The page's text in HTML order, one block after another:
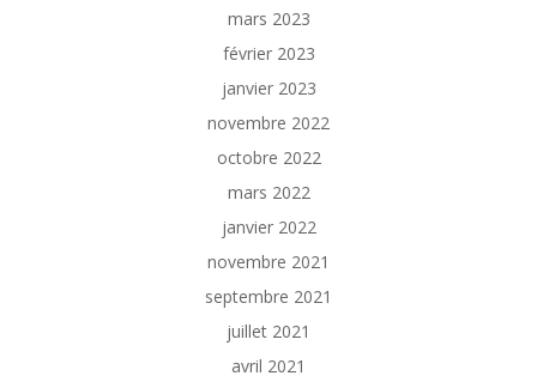
mars 2023
février 2023
janvier 2023
novembre 2022
octobre 2022
mars 2022
janvier 2022
novembre 2021
septembre 2021
juillet 2021
avril 2021